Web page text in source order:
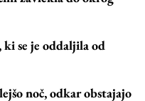
se je oddaljila od
noč, odkar obstajajo